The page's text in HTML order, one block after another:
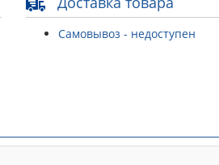
Самовывоз - недоступен